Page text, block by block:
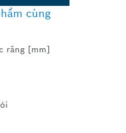
răng [mm]
cùng